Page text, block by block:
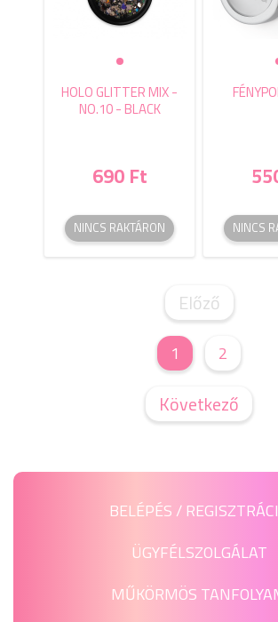
HOLO GLITTER MIX -
NO.10 - BLACK
690 Ft
NINCS RAKTÁRON NINCS
Előző
1 2
Következő
BELÉPÉS /
ÜGYFÉLSZOLGÁLAT
MŰKÖRMÖS